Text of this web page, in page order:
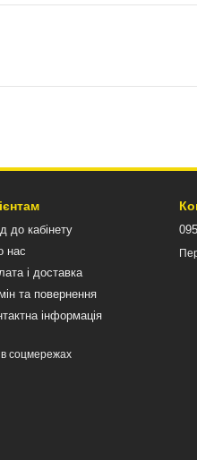
до кабінету
нас
і доставка
та повернення
інформація
соцмережах